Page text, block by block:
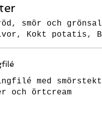
smör och
Kokt potatis,
med
och örtcream